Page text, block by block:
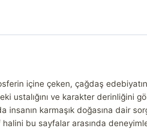
içine çeken, çağdaş
ustalığını ve karakter derinliğini
karmaşık doğasına dair
bu sayfalar arasında